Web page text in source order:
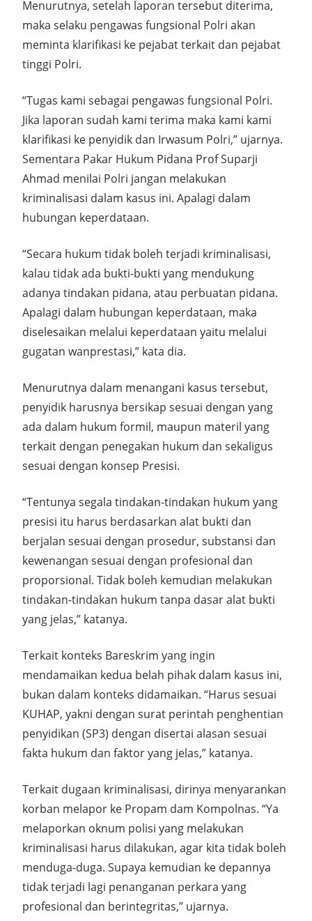
Menurutnya, setelah laporan tersebut diterima,
maka selaku pengawas fungsional Polri akan
meminta klarifikasi ke pejabat terkait dan pejabat
tinggi Polri.
“Tugas kami sebagai pengawas fungsional Polri.
Jika laporan sudah kami terima maka kami kami
klarifikasi ke penyidik dan Irwasum Polri,” ujarnya.
Sementara Pakar Hukum Pidana Prof Suparji
Ahmad menilai Polri jangan melakukan
kriminalisasi dalam kasus ini. Apalagi dalam
hubungan keperdataan.
“Secara hukum tidak boleh terjadi kriminalisasi,
kalau tidak ada bukti-bukti yang mendukung
adanya tindakan pidana, atau perbuatan pidana.
Apalagi dalam hubungan keperdataan, maka
diselesaikan melalui keperdataan yaitu melalui
gugatan wanprestasi,” kata dia.
Menurutnya dalam menangani kasus tersebut,
penyidik harusnya bersikap sesuai dengan yang
ada dalam hukum formil, maupun materil yang
terkait dengan penegakan hukum dan sekaligus
sesuai dengan konsep Presisi.
“Tentunya segala tindakan-tindakan hukum yang
presisi itu harus berdasarkan alat bukti dan
berjalan sesuai dengan prosedur, substansi dan
kewenangan sesuai dengan profesional dan
proporsional. Tidak boleh kemudian melakukan
tindakan-tindakan hukum tanpa dasar alat bukti
yang jelas,” katanya.
Terkait konteks Bareskrim yang ingin
mendamaikan kedua belah pihak dalam kasus ini,
bukan dalam konteks didamaikan. “Harus sesuai
KUHAP, yakni dengan surat perintah penghentian
penyidikan (SP3) dengan disertai alasan sesuai
fakta hukum dan faktor yang jelas,” katanya.
Terkait dugaan kriminalisasi, dirinya menyarankan
korban melapor ke Propam dam Kompolnas. “Ya
melaporkan oknum polisi yang melakukan
kriminalisasi harus dilakukan, agar kita tidak boleh
menduga-duga. Supaya kemudian ke depannya
tidak terjadi lagi penanganan perkara yang
profesional dan berintegritas,” ujarnya.